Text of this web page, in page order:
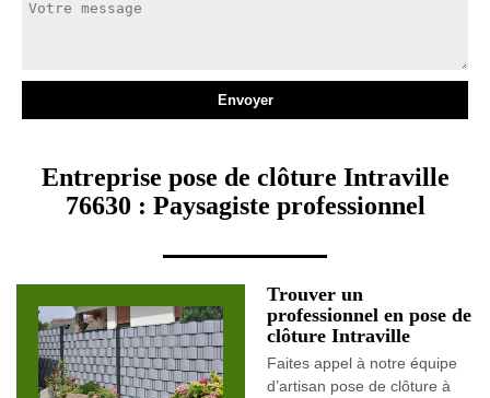
Entreprise pose de clôture Intraville
76630 : Paysagiste professionnel
Trouver un
professionnel en pose de
clôture Intraville
Faites appel à notre équipe
d’artisan pose de clôture à